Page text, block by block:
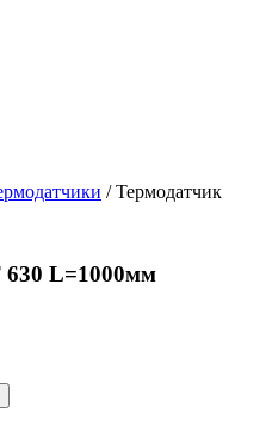
/ Термодатчик
630 L=1000мм